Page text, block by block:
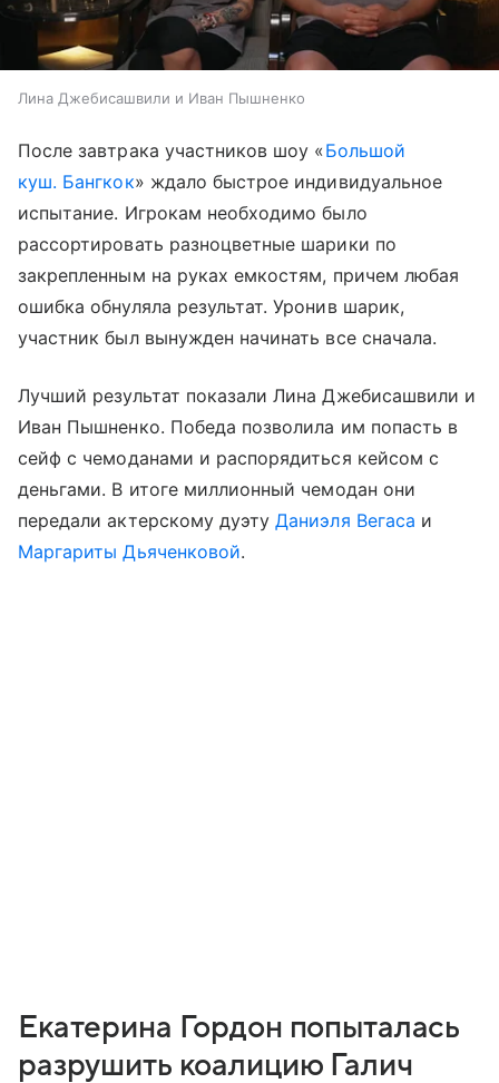
Лина Джебисашвили и Иван Пышненко
После завтрака участников шоу «Большой
куш. Бангкок» ждало быстрое индивидуальное
испытание. Игрокам необходимо было
рассортировать разноцветные шарики по
закрепленным на руках емкостям, причем любая
ошибка обнуляла результат. Уронив шарик,
участник был вынужден начинать все сначала.
Лучший результат показали Лина Джебисашвили и
Иван Пышненко. Победа позволила им попасть в
сейф с чемоданами и распорядиться кейсом с
деньгами. В итоге миллионный чемодан они
передали актерскому дуэтуДаниэля Вегаса и
Маргариты Дьяченковой.
Екатерина Гордон попыталась
разрушить коалицию Галич